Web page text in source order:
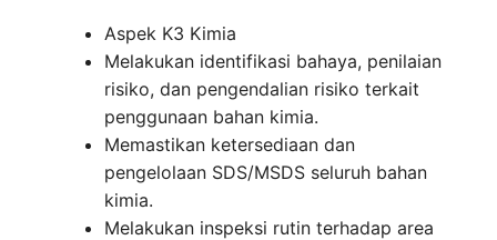
Aspek K3 Kimia
Melakukan identifikasi bahaya, penilaian
risiko, dan pengendalian risiko terkait
penggunaan bahan kimia.
Memastikan ketersediaan dan
pengelolaan SDS/MSDS seluruh bahan
kimia.
Melakukan inspeksi rutin terhadap area